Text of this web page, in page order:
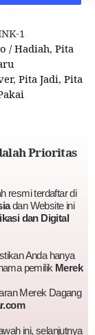
1
/ Hadiah, Pita
, Pita Jadi, Pita
Prioritas
resmi terdaftar di
dan Website ini
dan Digital
Anda hanya
pemilik Merek
Merek Dagang
ini, selanjutnya